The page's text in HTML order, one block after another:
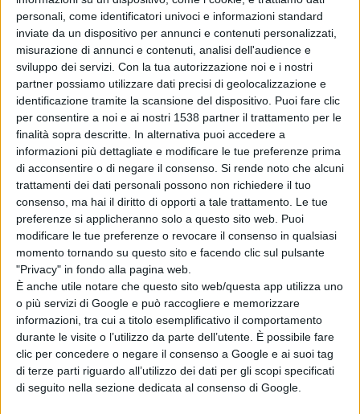
personali, come identificatori univoci e informazioni standard
inviate da un dispositivo per annunci e contenuti personalizzati,
misurazione di annunci e contenuti, analisi dell'audience e
sviluppo dei servizi. Con la tua autorizzazione noi e i nostri
partner possiamo utilizzare dati precisi di geolocalizzazione e
identificazione tramite la scansione del dispositivo. Puoi fare clic
per consentire a noi e ai nostri 1538 partner il trattamento per le
finalità sopra descritte. In alternativa puoi accedere a
informazioni più dettagliate e modificare le tue preferenze prima
di acconsentire o di negare il consenso. Si rende noto che alcuni
trattamenti dei dati personali possono non richiedere il tuo
consenso, ma hai il diritto di opporti a tale trattamento. Le tue
preferenze si applicheranno solo a questo sito web. Puoi
modificare le tue preferenze o revocare il consenso in qualsiasi
momento tornando su questo sito e facendo clic sul pulsante
"Privacy" in fondo alla pagina web.
È anche utile notare che questo sito web/questa app utilizza uno
o più servizi di Google e può raccogliere e memorizzare
informazioni, tra cui a titolo esemplificativo il comportamento
durante le visite o l’utilizzo da parte dell’utente. È possibile fare
clic per concedere o negare il consenso a Google e ai suoi tag
di terze parti riguardo all’utilizzo dei dati per gli scopi specificati
di seguito nella sezione dedicata al consenso di Google.
può osservare dalle immagini l'erbacce oramai
sovrastano la recinsione dando una immagine di
trascuratezza complessiva. L'attenzione al verde
pubblico, alla bellezza dei luoghi , ai reperti storici
artistici, ai monumenti non sono solo valori estetici ma
elementi essenziali per la crescita civica
,culturale, economica e di sviluppo di un paese.
Il Monumento oltretutto e' simulacro di valori passati e
presenti, luogo dellla memoria per le vecchie e nuove
generazioni